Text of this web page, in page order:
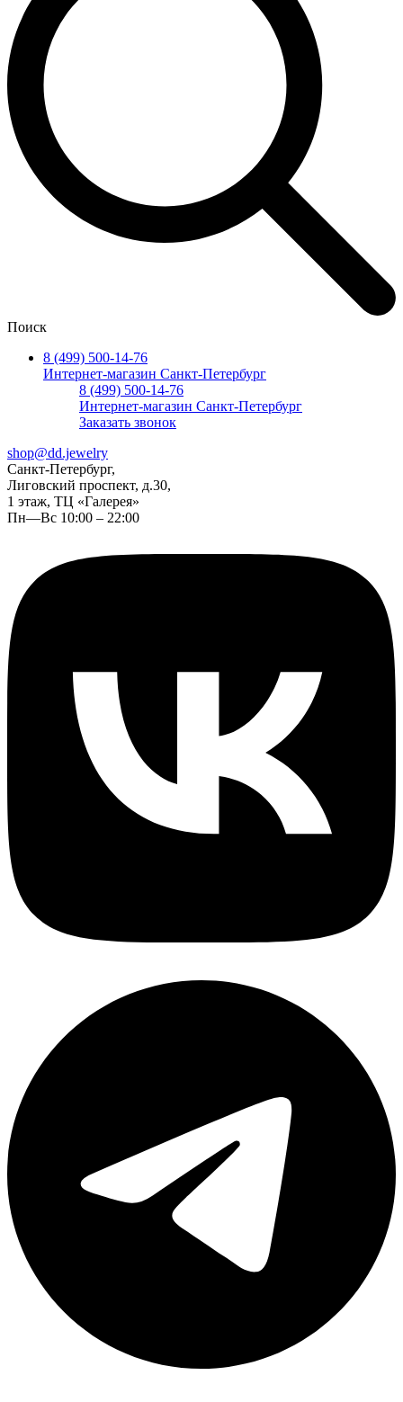
Поиск
8 (499) 500-14-76
Интернет-магазин Санкт-Петербург
8 (499) 500-14-76
Интернет-магазин Санкт-Петербург
Заказать звонок
shop@dd.jewelry
Санкт-Петербург,
Лиговский проспект, д.30,
1 этаж, ТЦ «Галерея»
Пн—Вс 10:00 – 22:00